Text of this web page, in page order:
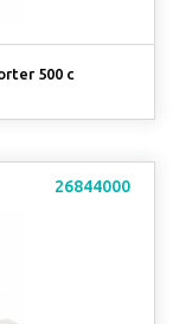
500 с
26844000